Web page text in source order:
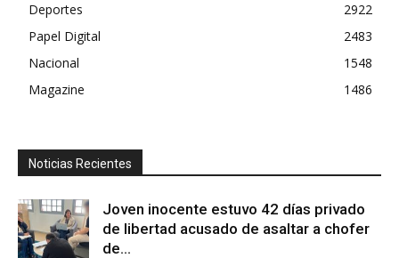
Deportes
2922
Papel Digital
2483
Nacional
1548
Magazine
1486
Noticias Recientes
Joven inocente estuvo 42 días privado
de libertad acusado de asaltar a chofer
de...